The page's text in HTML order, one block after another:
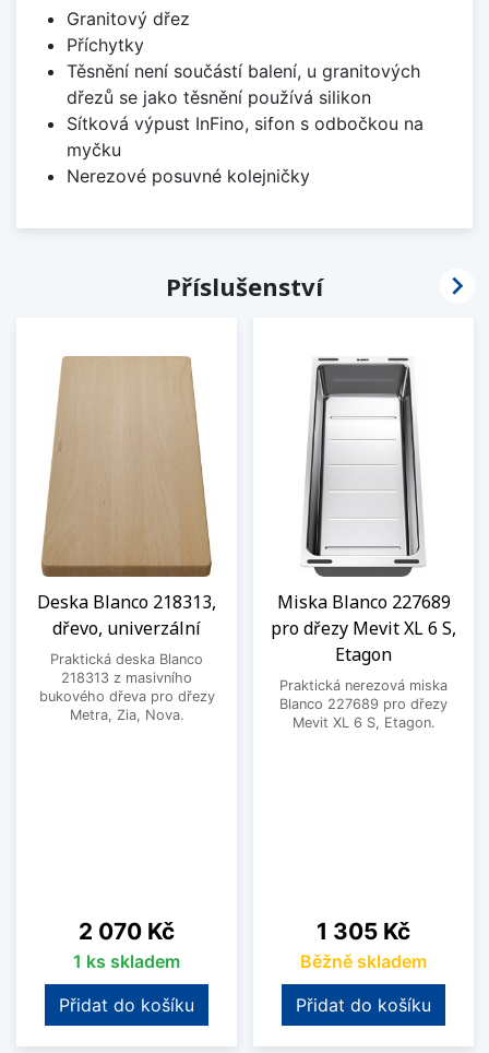
Granitový dřez
Příchytky
Těsnění není součástí balení, u granitových
dřezů se jako těsnění používá silikon
Sítková výpust InFino, sifon s odbočkou na
myčku
Nerezové posuvné kolejničky
Příslušenství
Deska Blanco 218313,
dřevo, univerzální
Praktická deska Blanco
218313 z masivního
bukového dřeva pro dřezy
Metra, Zia, Nova.
Cena
2 070 Kč
1 ks skladem
Přidat do košíku
Miska Blanco 227689
pro dřezy Mevit XL 6 S,
Etagon
Praktická nerezová miska
Blanco 227689 pro dřezy
Mevit XL 6 S, Etagon.
Cena
1 305 Kč
Běžně skladem
Přidat do košíku
